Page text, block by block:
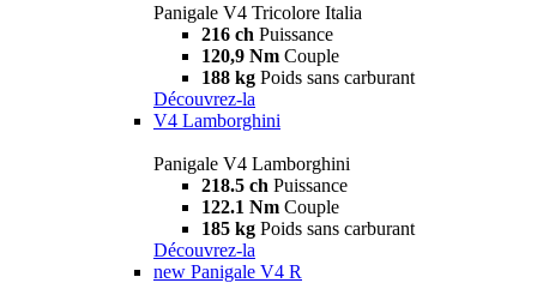
Panigale V4 Tricolore Italia
216 ch Puissance
120,9 Nm Couple
188 kg Poids sans carburant
Découvrez-la
V4 Lamborghini
Panigale V4 Lamborghini
218.5 ch Puissance
122.1 Nm Couple
185 kg Poids sans carburant
Découvrez-la
new Panigale V4 R